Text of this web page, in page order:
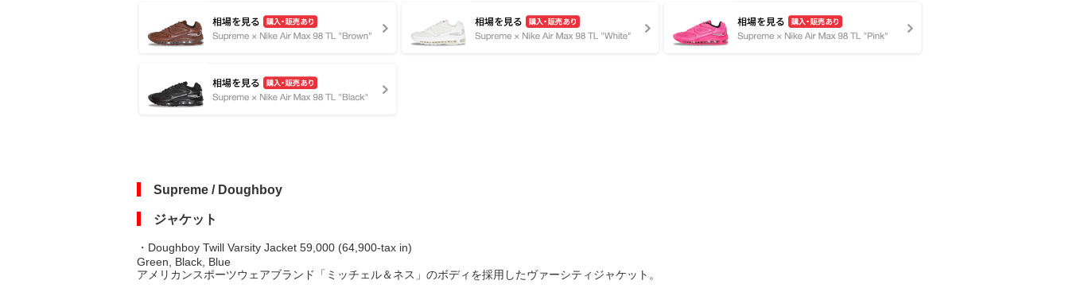
Supreme / Doughboy
ジャケット
・Doughboy Twill Varsity Jacket 59,000 (64,900-tax in)
Green, Black, Blue
アメリカンスポーツウェアブランド「ミッチェル＆ネス」のボディを採用したヴァーシティジャケット。